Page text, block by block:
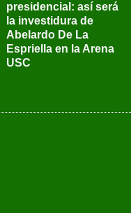
presidencial: así será
la investidura de
Abelardo De La
Espriella en la Arena
USC